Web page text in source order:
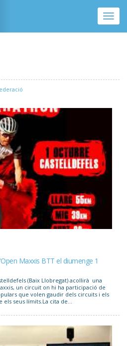
Toggle
Maxxis BTT el diumenge 1
(Baix Llobregat) acollirà una
un circuit on hi ha participació de
que volen gaudir dels circuits i els
seus límits.La cita de...